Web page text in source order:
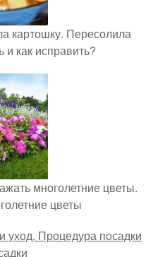
картошку. Пересолила
и как исправить?
многолетние цветы.
цветы